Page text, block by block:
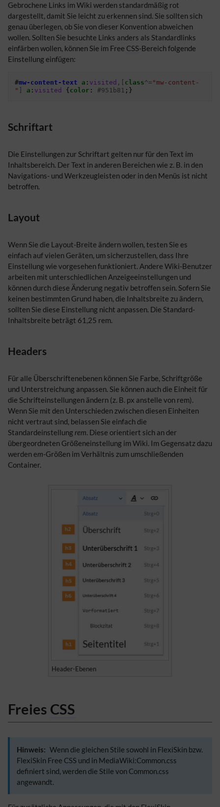
Gebrochene Links im Wiki werden standardmäßig rot
dargestellt, damit Sie leicht zu erkennen sind. Sie sollten sich
genau überlegen, ob Sie von dieser Konvention abweichen
wollen. Sollten Sie besuchte Links anders als Standardlinks
einfärben wollen, können Sie im Free CSS-Bereich folgende
Einstellung einfügen:
#mw-content-text a : visited ,[ class^= "mw-content-
"
a : visited { color: #951b81 ;}
Schriftart
Die Einstellungen zur Schriftart gelten nur für den Text im
Inhaltsbereich. Der Text in anderen Bereichen wie z. B. in den
Navigations- und Werkzeugleisten oder in den Menüs ist nicht
betroffen.
Layout
Wenn Sie die Layout-Breite ändern wollen, testen Sie es
einfach auf vielen Geräten, um sicherzustellen, dass Ihre
Einstellung wie vorgesehen funktioniert. Andere Wiki-Benutzer
arbeiten mit unterschiedlichen Anzeigeeinstellungen und
können durch diese Änderung negativ betroffen sein. Sofern Sie
keinen bestimmten Grund haben, die Inhaltsbreite zu ändern,
sollten Sie diese Einstellung nicht anpassen. Die Standard-
Inhaltsbreite beträgt 61,25 rem.
Headers
Für alle Überschriftenebenen können Sie Farbe, Schriftgröße
und Unterstreichung anpassen. Sie können auch die Einheit für
die Schrifteinstellungen ändern (z. B. px anstelle von rem).
Wenn Sie mit den Unterschieden zwischen diesen Einheiten
nicht vertraut sind, belassen Sie einfach die
Standardeinstellung rem. Diese orientiert sich an der
übergeordneten Größeneinstellung im Wiki. Im Gegensatz dazu
werden em-Größen im Verhältnis zum umschließenden
Container.
Header-Ebenen
Freies CSS
Hinweis: Wenn die gleichen Stile sowohl in FlexiSkin bzw.
FlexiSkin Free CSS und in MediaWiki:Common.css
definiert sind, werden die Stile von Common.css
angewandt.